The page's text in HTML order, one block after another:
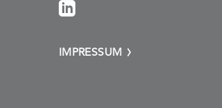
IMPRESSUM